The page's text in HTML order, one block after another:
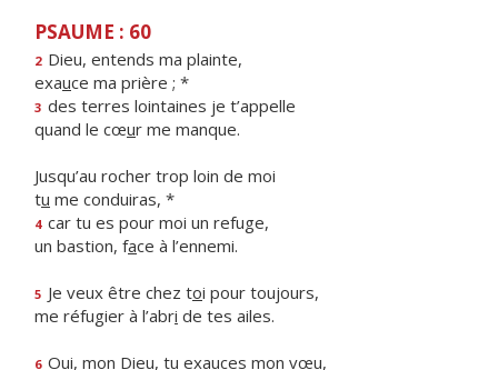
PSAUME : 60
2 Dieu, entends ma plainte,
exauce ma prière ; *
3 des terres lointaines je t’appelle
quand le cœur me manque.
Jusqu’au rocher trop loin de moi
tu me conduiras, *
4 car tu es pour moi un refuge,
un bastion, face à l’ennemi.
5 Je veux être chez toi pour toujours,
me réfugier à l’abri de tes ailes.
6 Oui, mon Dieu, tu exauces mon vœu,